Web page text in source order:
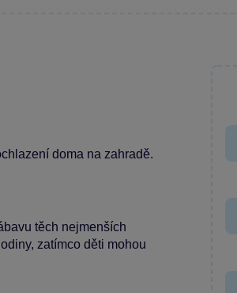
doma na zahradě.
těch nejmenších
zatímco děti mohou